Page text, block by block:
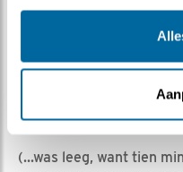
De laatste
leuk| Bewaar dit
Ook de laatste jonge
uitgevlogen. En de
(...was leeg, want tien